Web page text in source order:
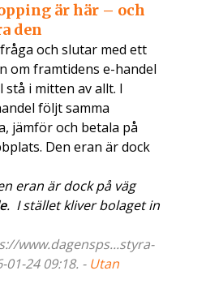
är här – och
den
och slutar med ett
om framtidens e-handel
stå i mitten av allt. I
följt samma
jämför och betala på
Den eran är dock
eran är dock på väg
. I stället kliver bolaget in
www.dagensps...styra-
24 09:18. - Utan